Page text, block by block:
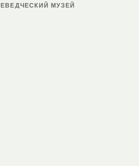
МУЗЕЙ